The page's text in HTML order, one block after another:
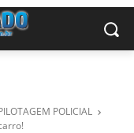
POLICIAL